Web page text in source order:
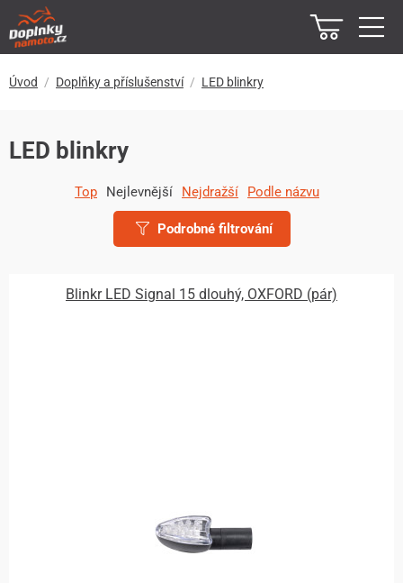
Úvod Doplňky a příslušenství LED blinkry
LED blinkry
Top Nejlevnější Nejdražší Podle názvu
Podrobné filtrování
Blinkr LED Signal 15 dlouhý, OXFORD (pár)